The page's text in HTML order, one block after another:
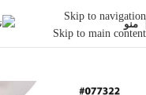
Skip to navigation
Skip to main content
منو
خانه روسری مینی اسکارف